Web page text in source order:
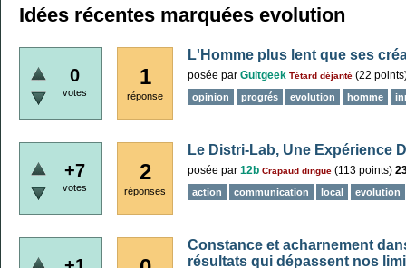
Idées récentes marquées evolution
0
votes
1
réponse
L'Homme plus lent que ses
posée par Guitgeek Tétard déjanté (22
opinion progrés evolution homme
+7
votes
2
réponses
Le Distri-Lab, Une Expérience
posée par 12b Crapaud dingue (113 points)
action communication local evolution
Constance et acharnement
résultats qui dépassent nos